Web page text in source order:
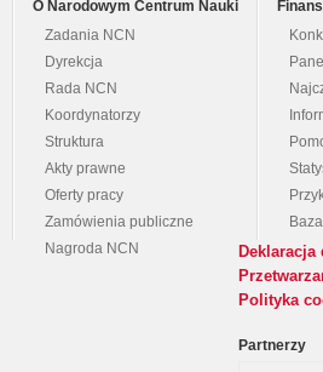
O Narodowym Centrum Nauki
Zadania NCN
Dyrekcja
Rada NCN
Koordynatorzy
Struktura
Akty prawne
Oferty pracy
Zamówienia publiczne
Nagroda NCN
Polityka
Partnerzy